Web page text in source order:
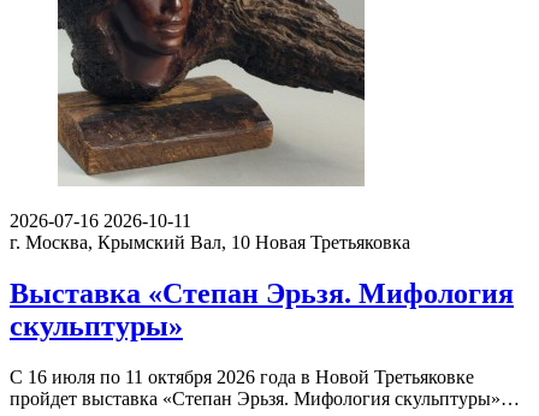
2026-07-16 2026-10-11
г. Москва, Крымский Вал, 10 Новая Третьяковка
Выставка «Степан Эрьзя. Мифология
скульптуры»
С 16 июля по 11 октября 2026 года в Новой Третьяковке
пройдет выставка «Степан Эрьзя. Мифология скульптуры»…